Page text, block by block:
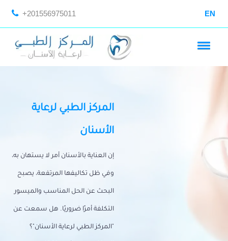
+201556975011 EN
المركز الطبي لرعاية
الأسنان
إن العناية بالأسنان أمر لا يستهان به،
وفي ظل تكاليفها المرتفعة، يصبح
البحث عن الحل المناسب والميسور
التكلفة أمرًا ضروريًا. هل سمعت عن
"المركز الطبي لرعاية الأسنان"؟